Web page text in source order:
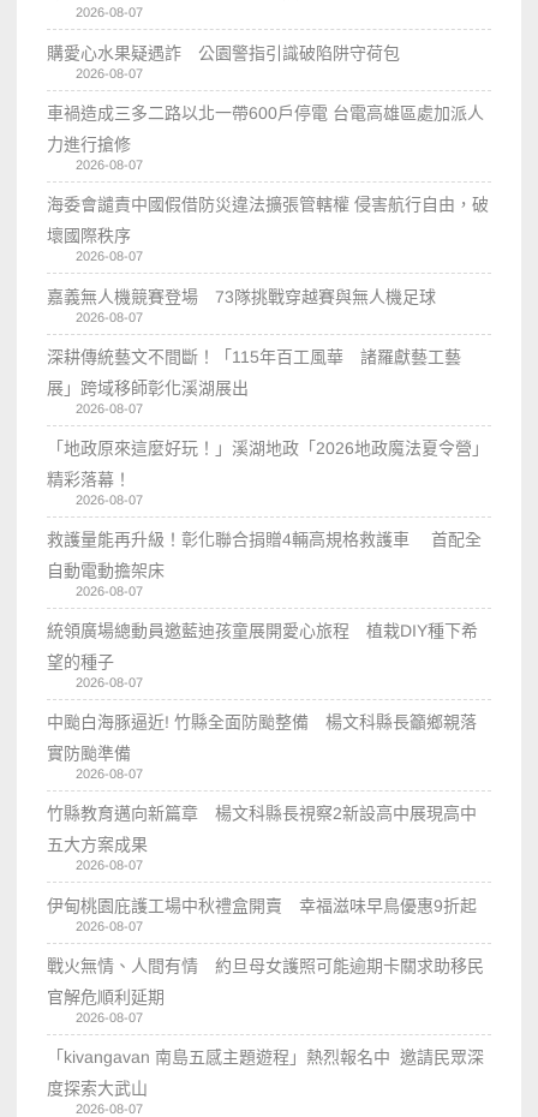
2026-08-07
購愛心水果疑遇詐 公園警指引識破陷阱守荷包
2026-08-07
車禍造成三多二路以北一帶600戶停電 台電高雄區處加派人
力進行搶修
2026-08-07
海委會譴責中國假借防災違法擴張管轄權 侵害航行自由，破
壞國際秩序
2026-08-07
嘉義無人機競賽登場 73隊挑戰穿越賽與無人機足球
2026-08-07
深耕傳統藝文不間斷！「115年百工風華 諸羅獻藝工藝
展」跨域移師彰化溪湖展出
2026-08-07
「地政原來這麼好玩！」溪湖地政「2026地政魔法夏令營」
精彩落幕！
2026-08-07
救護量能再升級！彰化聯合捐贈4輛高規格救護車 首配全
自動電動擔架床
2026-08-07
統領廣場總動員邀藍迪孩童展開愛心旅程 植栽DIY種下希
望的種子
2026-08-07
中颱白海豚逼近! 竹縣全面防颱整備 楊文科縣長籲鄉親落
實防颱準備
2026-08-07
竹縣教育邁向新篇章 楊文科縣長視察2新設高中展現高中
五大方案成果
2026-08-07
伊甸桃園庇護工場中秋禮盒開賣 幸福滋味早鳥優惠9折起
2026-08-07
戰火無情、人間有情 約旦母女護照可能逾期卡關求助移民
官解危順利延期
2026-08-07
「kivangavan 南島五感主題遊程」熱烈報名中 邀請民眾深
度探索大武山
2026-08-07